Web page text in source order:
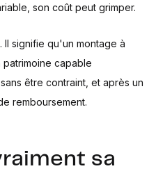
son coût peut grimper.
signifie qu'un montage à
capable
être contraint, et après un
remboursement.
sa